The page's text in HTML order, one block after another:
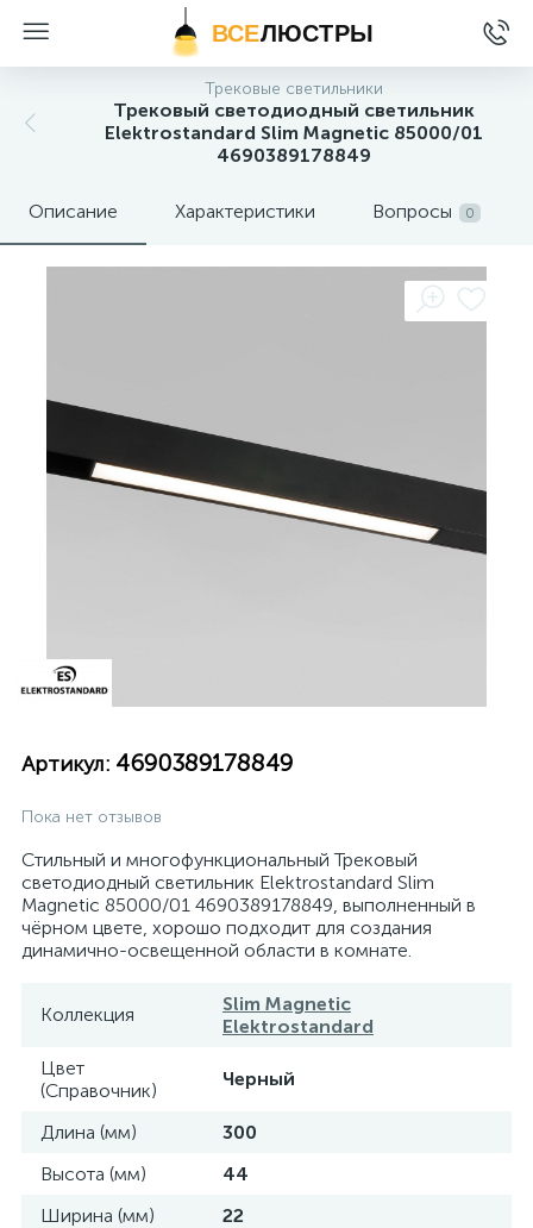
ВСЕЛЮСТРЫ
Трековые светильники
Трековый светодиодный светильник
Elektrostandard Slim Magnetic 85000/01
4690389178849
Описание Характеристики Вопросы 0
Артикул: 4690389178849
Пока нет отзывов
Стильный и многофункциональный Трековый
светодиодный светильник Elektrostandard Slim
Magnetic 85000/01 4690389178849, выполненный в
чёрном цвете, хорошо подходит для создания
динамично-освещенной области в комнате.
Коллекция
Slim Magnetic
Elektrostandard
Цвет
(Справочник)
Черный
Длина (мм)
300
Высота (мм)
44
Ширина (мм)
22